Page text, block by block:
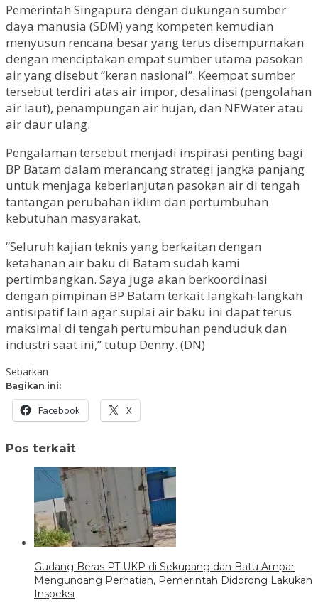
Pemerintah Singapura dengan dukungan sumber
daya manusia (SDM) yang kompeten kemudian
menyusun rencana besar yang terus disempurnakan
dengan menciptakan empat sumber utama pasokan
air yang disebut “keran nasional”. Keempat sumber
tersebut terdiri atas air impor, desalinasi (pengolahan
air laut), penampungan air hujan, dan NEWater atau
air daur ulang.
Pengalaman tersebut menjadi inspirasi penting bagi
BP Batam dalam merancang strategi jangka panjang
untuk menjaga keberlanjutan pasokan air di tengah
tantangan perubahan iklim dan pertumbuhan
kebutuhan masyarakat.
“Seluruh kajian teknis yang berkaitan dengan
ketahanan air baku di Batam sudah kami
pertimbangkan. Saya juga akan berkoordinasi
dengan pimpinan BP Batam terkait langkah-langkah
antisipatif lain agar suplai air baku ini dapat terus
maksimal di tengah pertumbuhan penduduk dan
industri saat ini,” tutup Denny. (DN)
Sebarkan
Bagikan ini:
Facebook X
Pos terkait
Gudang Beras PT UKP di Sekupang dan Batu Ampar
Mengundang Perhatian, Pemerintah Didorong Lakukan
Inspeksi